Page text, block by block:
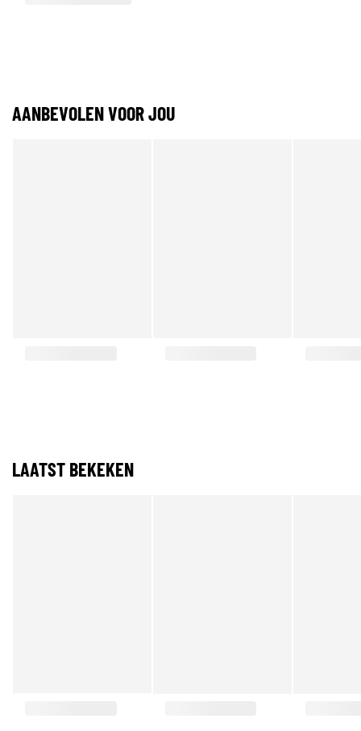
AANBEVOLEN VOOR JOU
LAATST BEKEKEN